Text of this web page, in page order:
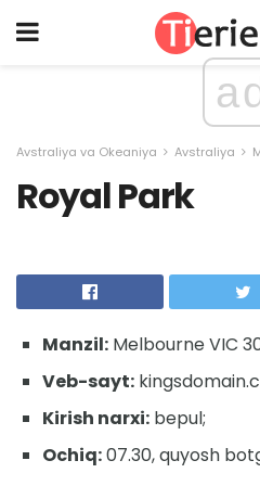
Avstraliya va Okeaniya Avstraliya
Royal Park
Manzil: Melbourne VIC
Veb-sayt:
Kirish narxi: bepul;
Ochiq:07.30, quyosh